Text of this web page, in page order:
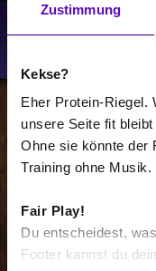
Zustimmung
Kekse?
Eher Protein-Riegel.
unsere Seite fit
Ohne sie könnte der
Training ohne Musik.
Fair Play!
Du entscheidest,
Footer kannst du
Mehr anzeigen
-
-